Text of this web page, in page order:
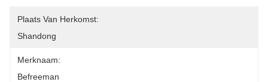
Plaats Van Herkomst:
Shandong
Merknaam:
Befreeman